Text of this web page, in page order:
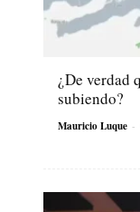
¿De verdad
subiendo?
Mauricio Luque -